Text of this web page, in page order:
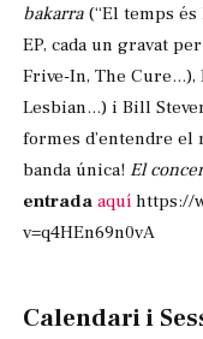
bakarra(“El temps és
EP, cada un gravat
Frive-In, The
Lesbian...) i Bill
formes d’entendre el
banda única! El
entrada aquí https://
v=q4HEn69n0vA
Calendari i